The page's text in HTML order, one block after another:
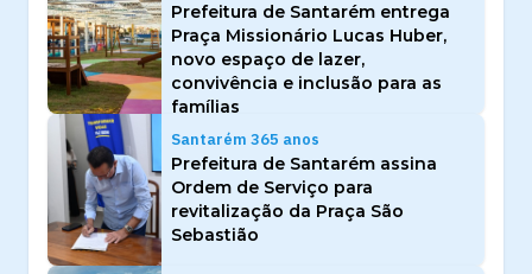
Prefeitura de Santarém entrega
Praça Missionário Lucas Huber,
novo espaço de lazer,
convivência e inclusão para as
famílias
Santarém 365 anos
Prefeitura de Santarém assina
Ordem de Serviço para
revitalização da Praça São
Sebastião